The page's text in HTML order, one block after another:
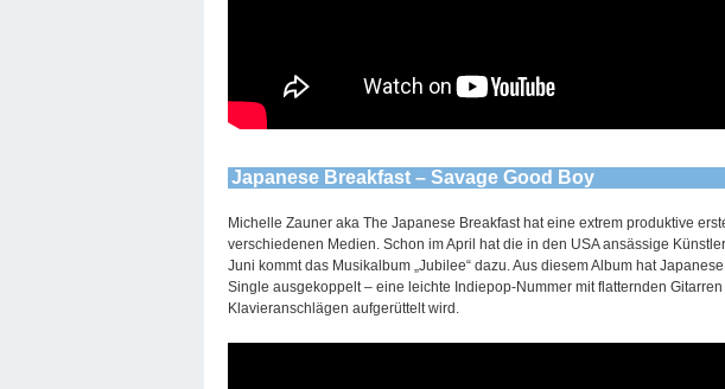
Japanese Breakfast – Savage Good Boy
Michelle Zauner aka The Japanese Breakfast hat eine extrem produktive
verschiedenen Medien. Schon im April hat die in den USA ansässige
Juni kommt das Musikalbum „Jubilee“ dazu. Aus diesem Album hat
Single ausgekoppelt – eine leichte Indiepop-Nummer mit flatternden
Klavieranschlägen aufgerüttelt wird.